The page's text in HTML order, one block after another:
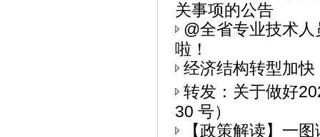
关事项的公告
@全省专业技术
啦！
经济结构转型加
转发：关于做好
30 号）
【政策解读】一